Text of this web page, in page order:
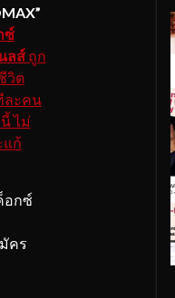
ซ์
ลส์ ถูก
วิต
ละคน
ไม่
แก้
อกซ์
คร